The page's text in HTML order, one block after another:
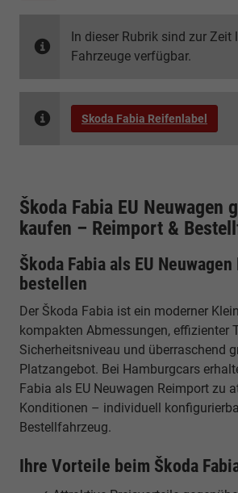
In dieser Rubrik sind zur Zeit
Fahrzeuge verfügbar.
Skoda Fabia Reifenlabel
Škoda Fabia EU Neuwagen
kaufen – Reimport &
Škoda Fabia als EU
bestellen
Der Škoda Fabia ist ein moderner
kompakten Abmessungen, effizienter
Sicherheitsniveau und überraschend
Platzangebot. Bei Hamburgcars
Fabia als EU Neuwagen Reimport zu
Konditionen – individuell
Bestellfahrzeug.
Ihre Vorteile beim Škoda